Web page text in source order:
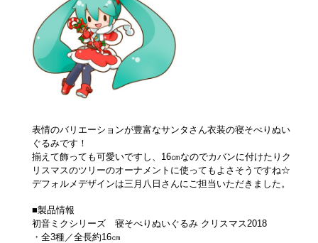
表情のバリエーションが豊富なサンタさん衣装の寝そべりぬい
ぐるみです！
揃えて飾っても可愛いですし、16㎝なのでカバンに付けたりク
リスマスのツリーのオーナメントに使ってもよさそうですね☆
デフォルメデザインは三月八日さんにご担当いただきました。
■製品情報
初音ミクシリーズ 寝そべりぬいぐるみ クリスマス2018
・全3種／全長約16㎝